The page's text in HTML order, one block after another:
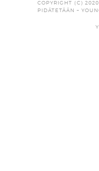
COPYRIGHT (C)
PIDÄTETÄÄN –